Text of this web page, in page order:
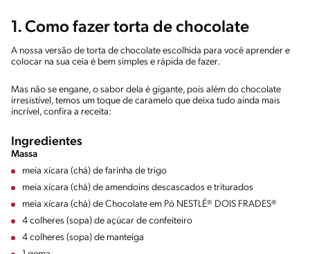
1. Como fazer torta de chocolate
A nossa versão de torta de chocolate escolhida para você aprender e
colocar na sua ceia é bem simples e rápida de fazer.
Mas não se engane, o sabor dela é gigante, pois além do chocolate
irresistível, temos um toque de caramelo que deixa tudo ainda mais
incrível, confira a receita:
Ingredientes
Massa
meia xícara (chá) de farinha de trigo
meia xícara (chá) de amendoins descascados e triturados
meia xícara (chá) de Chocolate em Pó NESTLÉ® DOIS FRADES®
4 colheres (sopa) de açúcar de confeiteiro
4 colheres (sopa) de manteiga